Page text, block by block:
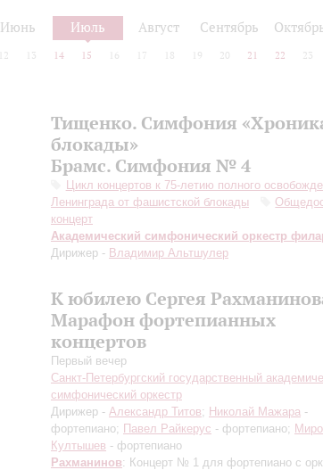
Июнь Июль Август Сентябрь
12 13 14 15 16 17 18 19 20 21 22 23
Тищенко. Симфония
блокады»
Брамс. Симфония № 4
Цикл концертов к 75-летию полного
Ленинграда от фашистской блокады
концерт
Академический симфонический оркестр
Дирижер - Владимир Альтшулер
К юбилею Сергея
Марафон фортепианных
концертов
Первый вечер
Санкт-Петербургский государственный
симфонический оркестр
Дирижер - Александр Титов; Николай Мажара -
фортепиано; Павел Райкерус - фортепиано;
Култышев - фортепиано
Рахманинов: Концерт № 1 для фортепиано с